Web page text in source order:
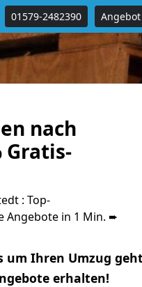
01579-2482390 Angebot
nach
Gratis-
: Top-
Angebote in 1 Min. ➨
um Ihren Umzug
erhalten!